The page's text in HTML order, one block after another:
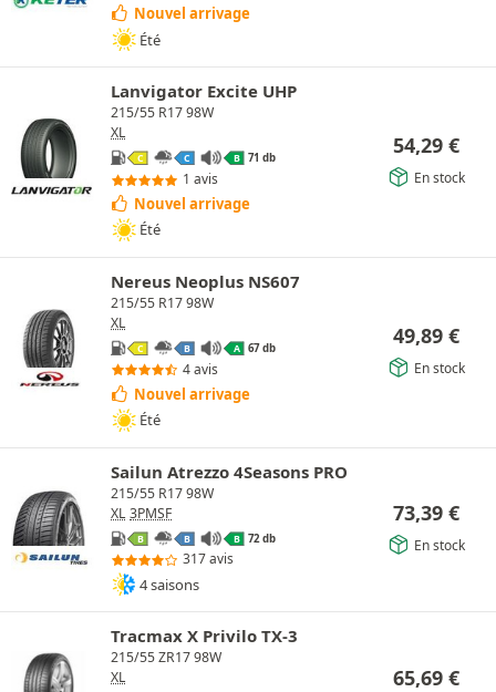
Nouvel arrivage
Été
Lanvigator Excite UHP
215/55 R17 98W
XL
C C B 71 db
1 avis
Nouvel arrivage
Été
54,29 €
En stock
Nereus Neoplus NS607
215/55 R17 98W
XL
C B A 67 db
4 avis
Nouvel arrivage
Été
49,89 €
En stock
Sailun Atrezzo 4Seasons PRO
215/55 R17 98W
XL 3PMSF
B B B 72 db
317 avis
4 saisons
73,39 €
En stock
Tracmax X Privilo TX-3
215/55 ZR17 98W
XL
65,69 €